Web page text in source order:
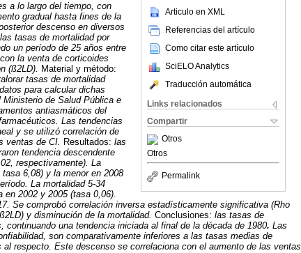
Articulo en XML
Referencias del artículo
Como citar este artículo
SciELO Analytics
Traducción automática
Links relacionados
Compartir
Otros
Otros
Permalink
a lo largo del tiempo, con
gradual hasta fines de la
descenso en diversos
tasas de mortalidad por
un período de 25 años entre
la venta de corticoides
(ß2LD). Material y método:
tasas de mortalidad
para calcular dichas
de Salud Pública e
antiasmáticos del
Las tendencias
y se utilizó correlación de
ventas de CI. Resultados: las
tendencia descendente
respectivamente). La
6,08) y la menor en 2008
La mortalidad 5-34
2002 y 2005 (tasa 0,06).
Se comprobó correlación inversa estadísticamente significativa (Rho
y disminución de la mortalidad. Conclusiones: las tasas de
una tendencia iniciada al final de la década de 1980. Las
son comparativamente inferiores a las tasas medias de
respecto. Este descenso se correlaciona con el aumento de las ventas